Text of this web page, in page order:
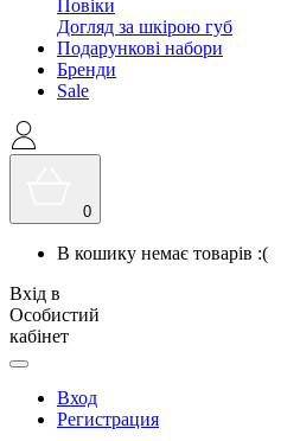
Повіки
Догляд за шкірою губ
Подарункові набори
Бренди
Sale
0
В кошику немає товарів :(
Вхід в
Особистий
кабінет
Вход
Регистрация